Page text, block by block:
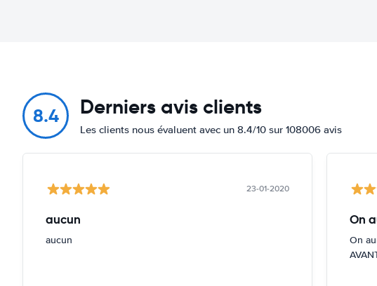
8.4 Derniers avis clients
Les clients nous évaluent avec un 8.4/10 sur 108006 avis
23-01-2020
aucun
aucun
On
On